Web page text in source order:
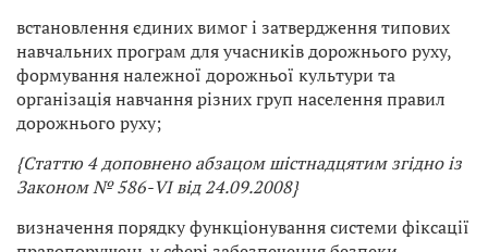
встановлення єдиних вимог і затвердження типових
навчальних програм для учасників дорожнього руху,
формування належної дорожньої культури та
організація навчання різних груп населення правил
дорожнього руху;
{Статтю 4 доповнено абзацом шістнадцятим згідно із
Законом № 586-VI від 24.09.2008}
визначення порядку функціонування системи фіксації